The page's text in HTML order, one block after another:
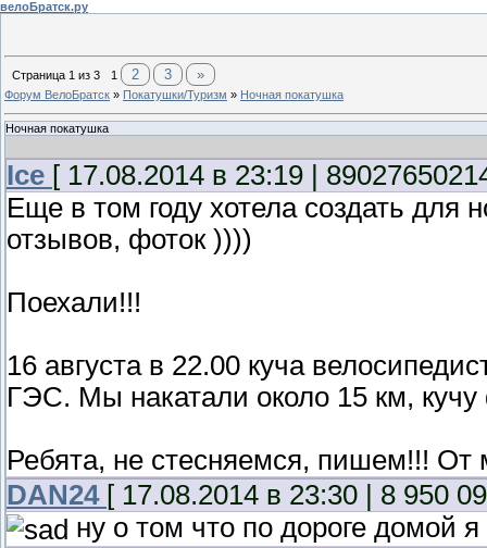
велоБратск.ру
Страница 1 из 3 1 2 3 »
Форум ВелоБратск » Покатушки/Туризм » Ночная покатушка
Ночная покатушка
Ice [ 17.08.2014 в 23:19 |
Еще в том году хотела создать для
отзывов, фоток ))))
Поехали!!!
16 августа в 22.00 куча
ГЭС. Мы накатали около 15 км,
Ребята, не стесняемся, пишем!!! От
DAN24 [ 17.08.2014 в 23:30 | 8 950
ну о том что по дороге домой